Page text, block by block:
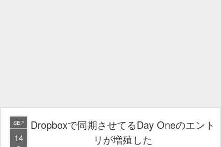
SEP
14
Dropboxで同期させてるDay Oneのエント
リが増殖した